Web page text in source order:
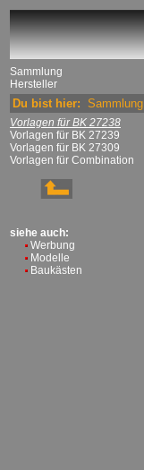
Sammlung
Hersteller
Du bist hier: Sammlung
Vorlagen für BK 27238
Vorlagen für BK 27239
Vorlagen für BK 27309
Vorlagen für Combination
siehe auch:
Werbung
Modelle
Baukästen